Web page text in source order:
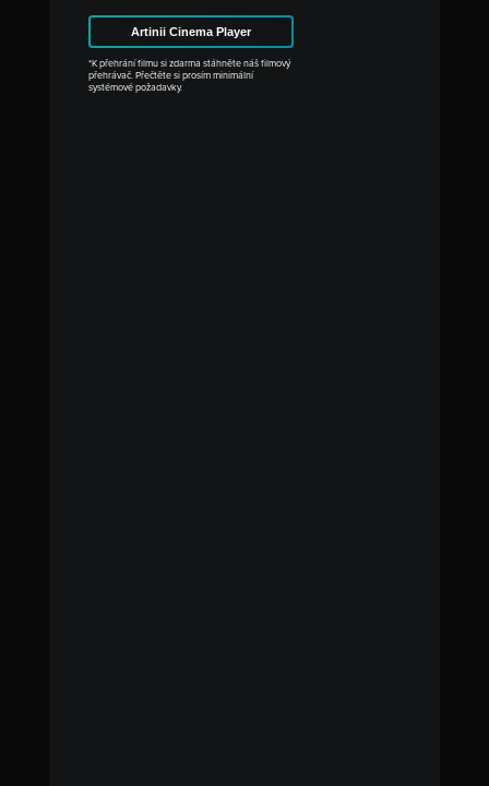
Artinii Cinema Player
*K přehrání filmu si zdarma stáhněte náš filmový
přehrávač. Přečtěte si prosím minimální
systémové požadavky.